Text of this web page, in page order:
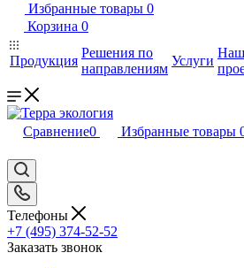
Избранные товары 0
Корзина 0
Продукция
Решения по
направлениям
Услуги
Сравнение0 Избранные товары
Телефоны
+7 (495) 374-52-52
Заказать звонок